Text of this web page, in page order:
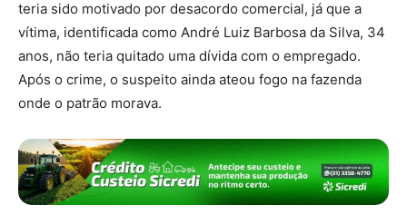
teria sido motivado por desacordo comercial, já que a
vítima, identificada como André Luiz Barbosa da Silva, 34
anos, não teria quitado uma dívida com o empregado.
Após o crime, o suspeito ainda ateou fogo na fazenda
onde o patrão morava.